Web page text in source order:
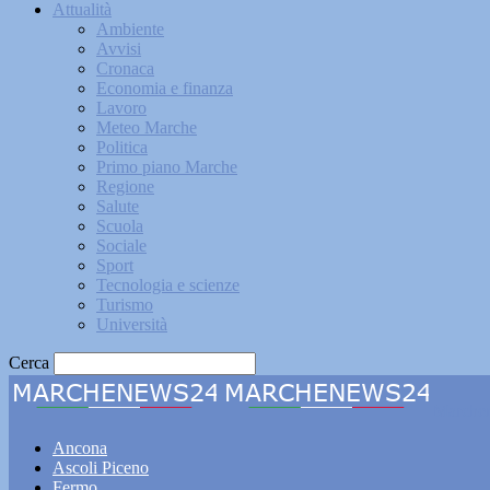
Attualità
Ambiente
Avvisi
Cronaca
Economia e finanza
Lavoro
Meteo Marche
Politica
Primo piano Marche
Regione
Salute
Scuola
Sociale
Sport
Tecnologia e scienze
Turismo
Università
Cerca
Ancona
Ascoli Piceno